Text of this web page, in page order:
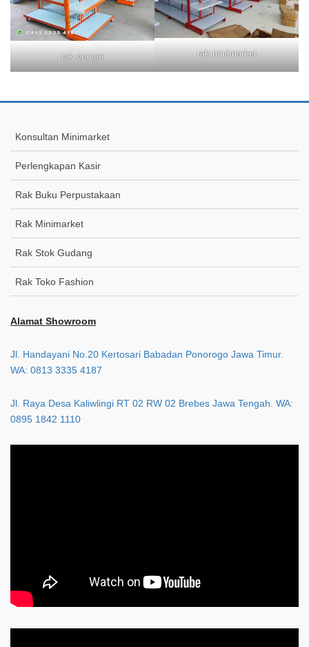
rak orange rak minimarket
Konsultan Minimarket
Perlengkapan Kasir
Rak Buku Perpustakaan
Rak Minimarket
Rak Stok Gudang
Rak Toko Fashion
Alamat Showroom
Jl. Handayani No.20 Kertosari Babadan Ponorogo Jawa Timur.
WA: 0813 3335 4187
Jl. Raya Desa Kaliwlingi RT 02 RW 02 Brebes Jawa Tengah. WA:
0895 1842 1110